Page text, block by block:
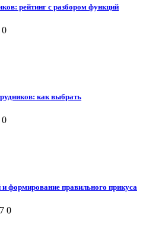
рейтинг с разбором функций
0
как выбрать
0
формирование правильного прикуса
0